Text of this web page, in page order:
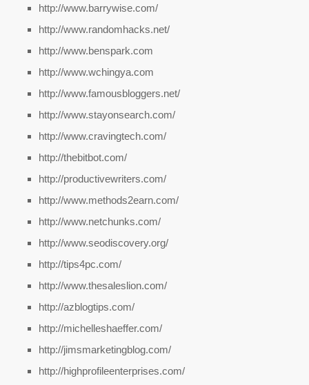
http://www.barrywise.com/
http://www.randomhacks.net/
http://www.benspark.com
http://www.wchingya.com
http://www.famousbloggers.net/
http://www.stayonsearch.com/
http://www.cravingtech.com/
http://thebitbot.com/
http://productivewriters.com/
http://www.methods2earn.com/
http://www.netchunks.com/
http://www.seodiscovery.org/
http://tips4pc.com/
http://www.thesaleslion.com/
http://azblogtips.com/
http://michelleshaeffer.com/
http://jimsmarketingblog.com/
http://highprofileenterprises.com/